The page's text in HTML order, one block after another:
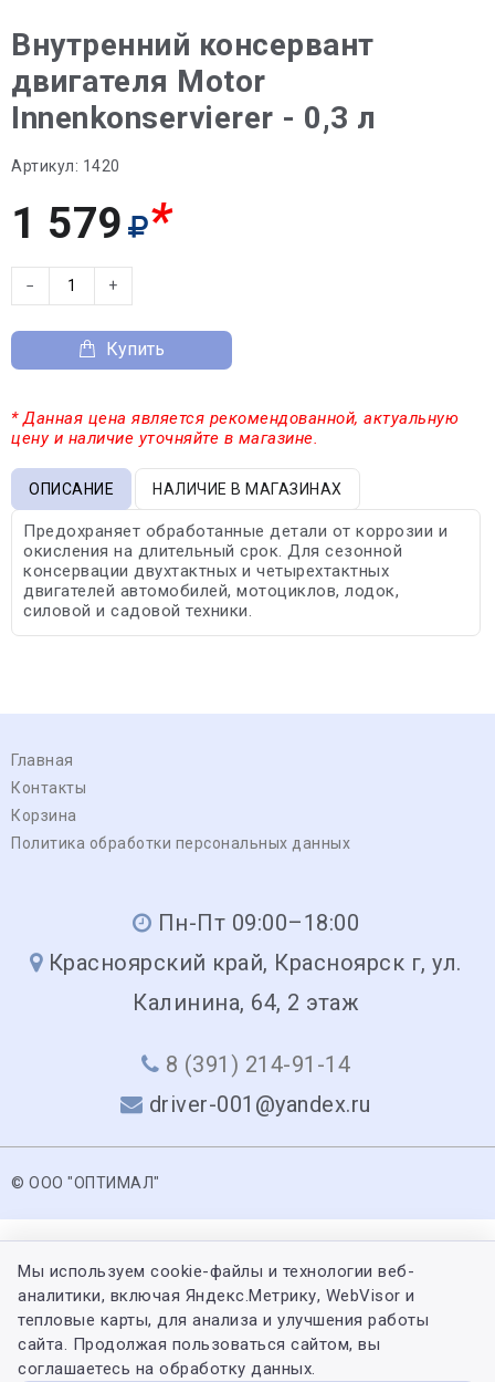
Внутренний консервант
двигателя Motor
Innenkonservierer - 0,3 л
Артикул: 1420
1 579 *
− +
Купить
* Данная цена является рекомендованной, актуальную
цену и наличие уточняйте в магазине.
ОПИСАНИЕ НАЛИЧИЕ В МАГАЗИНАХ
Предохраняет обработанные детали от коррозии и
окисления на длительный срок. Для сезонной
консервации двухтактных и четырехтактных
двигателей автомобилей, мотоциклов, лодок,
силовой и садовой техники.
Главная
Контакты
Корзина
Политика обработки персональных данных
Пн-Пт 09:00–18:00
Красноярский край, Красноярск г, ул.
Калинина, 64, 2 этаж
8 (391) 214-91-14
driver-001@yandex.ru
© ООО "ОПТИМАЛ"
Мы используем cookie-файлы и технологии веб-
аналитики, включая Яндекс.Метрику, WebVisor и
тепловые карты, для анализа и улучшения работы
сайта. Продолжая пользоваться сайтом, вы
соглашаетесь на обработку данных.